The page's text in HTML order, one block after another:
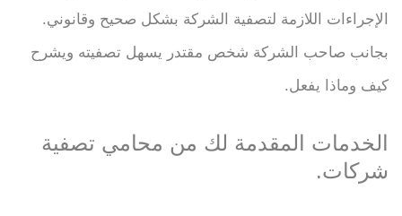
الإجراءات اللازمة لتصفية الشركة بشكل صحيح وقانوني.
بجانب صاحب الشركة شخص مقتدر يسهل تصفيته ويشرح
كيف وماذا يفعل.
الخدمات المقدمة لك من محامي تصفية
شركات.